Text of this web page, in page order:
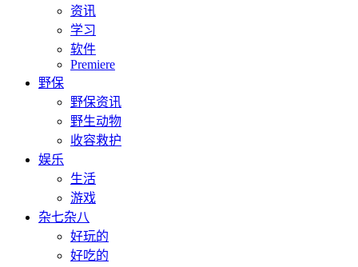
资讯
学习
软件
Premiere
野保
野保资讯
野生动物
收容救护
娱乐
生活
游戏
杂七杂八
好玩的
好吃的